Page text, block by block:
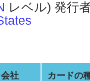
レベル) 発行
社 カードの